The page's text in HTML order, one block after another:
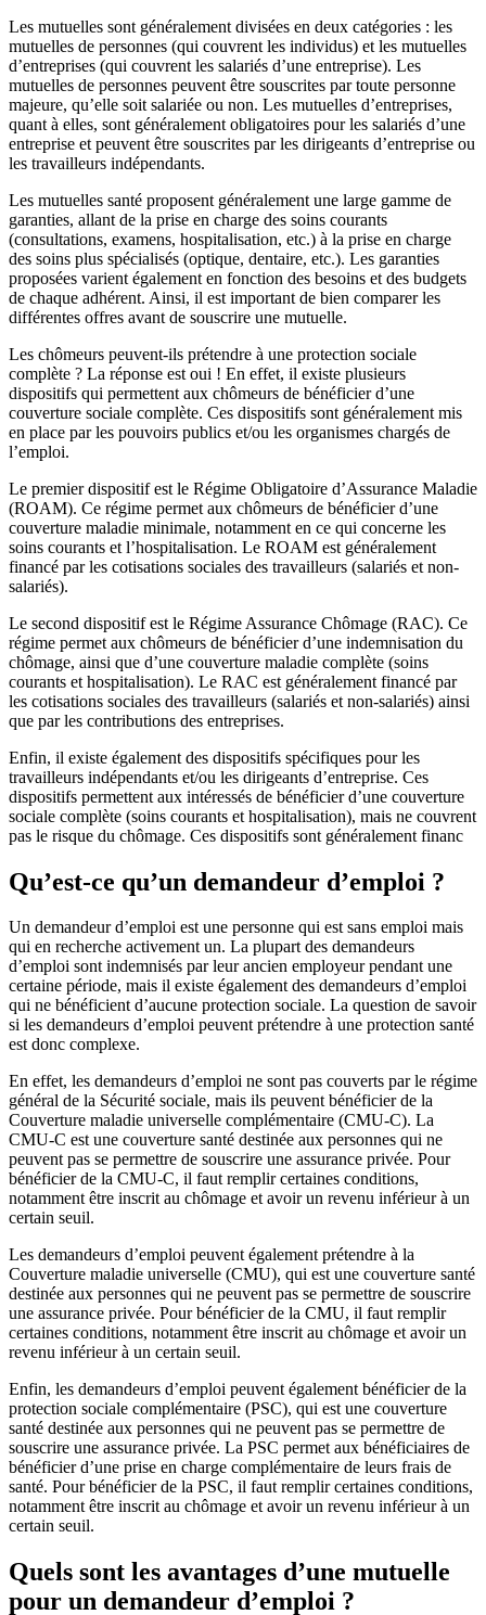
Les mutuelles sont généralement divisées en deux catégories : les
mutuelles de personnes (qui couvrent les individus) et les mutuelles
d’entreprises (qui couvrent les salariés d’une entreprise). Les
mutuelles de personnes peuvent être souscrites par toute personne
majeure, qu’elle soit salariée ou non. Les mutuelles d’entreprises,
quant à elles, sont généralement obligatoires pour les salariés d’une
entreprise et peuvent être souscrites par les dirigeants d’entreprise ou
les travailleurs indépendants.
Les mutuelles santé proposent généralement une large gamme de
garanties, allant de la prise en charge des soins courants
(consultations, examens, hospitalisation, etc.) à la prise en charge
des soins plus spécialisés (optique, dentaire, etc.). Les garanties
proposées varient également en fonction des besoins et des budgets
de chaque adhérent. Ainsi, il est important de bien comparer les
différentes offres avant de souscrire une mutuelle.
Les chômeurs peuvent-ils prétendre à une protection sociale
complète ? La réponse est oui ! En effet, il existe plusieurs
dispositifs qui permettent aux chômeurs de bénéficier d’une
couverture sociale complète. Ces dispositifs sont généralement mis
en place par les pouvoirs publics et/ou les organismes chargés de
l’emploi.
Le premier dispositif est le Régime Obligatoire d’Assurance Maladie
(ROAM). Ce régime permet aux chômeurs de bénéficier d’une
couverture maladie minimale, notamment en ce qui concerne les
soins courants et l’hospitalisation. Le ROAM est généralement
financé par les cotisations sociales des travailleurs (salariés et non-
salariés).
Le second dispositif est le Régime Assurance Chômage (RAC). Ce
régime permet aux chômeurs de bénéficier d’une indemnisation du
chômage, ainsi que d’une couverture maladie complète (soins
courants et hospitalisation). Le RAC est généralement financé par
les cotisations sociales des travailleurs (salariés et non-salariés) ainsi
que par les contributions des entreprises.
Enfin, il existe également des dispositifs spécifiques pour les
travailleurs indépendants et/ou les dirigeants d’entreprise. Ces
dispositifs permettent aux intéressés de bénéficier d’une couverture
sociale complète (soins courants et hospitalisation), mais ne couvrent
pas le risque du chômage. Ces dispositifs sont généralement financ
Qu’est-ce qu’un demandeur d’emploi ?
Un demandeur d’emploi est une personne qui est sans emploi mais
qui en recherche activement un. La plupart des demandeurs
d’emploi sont indemnisés par leur ancien employeur pendant une
certaine période, mais il existe également des demandeurs d’emploi
qui ne bénéficient d’aucune protection sociale. La question de savoir
si les demandeurs d’emploi peuvent prétendre à une protection santé
est donc complexe.
En effet, les demandeurs d’emploi ne sont pas couverts par le régime
général de la Sécurité sociale, mais ils peuvent bénéficier de la
Couverture maladie universelle complémentaire (CMU-C). La
CMU-C est une couverture santé destinée aux personnes qui ne
peuvent pas se permettre de souscrire une assurance privée. Pour
bénéficier de la CMU-C, il faut remplir certaines conditions,
notamment être inscrit au chômage et avoir un revenu inférieur à un
certain seuil.
Les demandeurs d’emploi peuvent également prétendre à la
Couverture maladie universelle (CMU), qui est une couverture santé
destinée aux personnes qui ne peuvent pas se permettre de souscrire
une assurance privée. Pour bénéficier de la CMU, il faut remplir
certaines conditions, notamment être inscrit au chômage et avoir un
revenu inférieur à un certain seuil.
Enfin, les demandeurs d’emploi peuvent également bénéficier de la
protection sociale complémentaire (PSC), qui est une couverture
santé destinée aux personnes qui ne peuvent pas se permettre de
souscrire une assurance privée. La PSC permet aux bénéficiaires de
bénéficier d’une prise en charge complémentaire de leurs frais de
santé. Pour bénéficier de la PSC, il faut remplir certaines conditions,
notamment être inscrit au chômage et avoir un revenu inférieur à un
certain seuil.
Quels sont les avantages d’une mutuelle
pour un demandeur d’emploi ?